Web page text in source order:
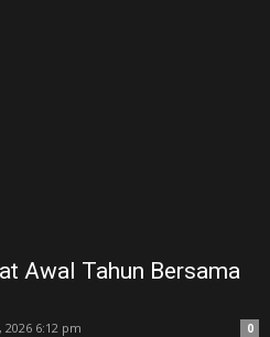
Awal Tahun Bersama
2026 6:12 pm 0